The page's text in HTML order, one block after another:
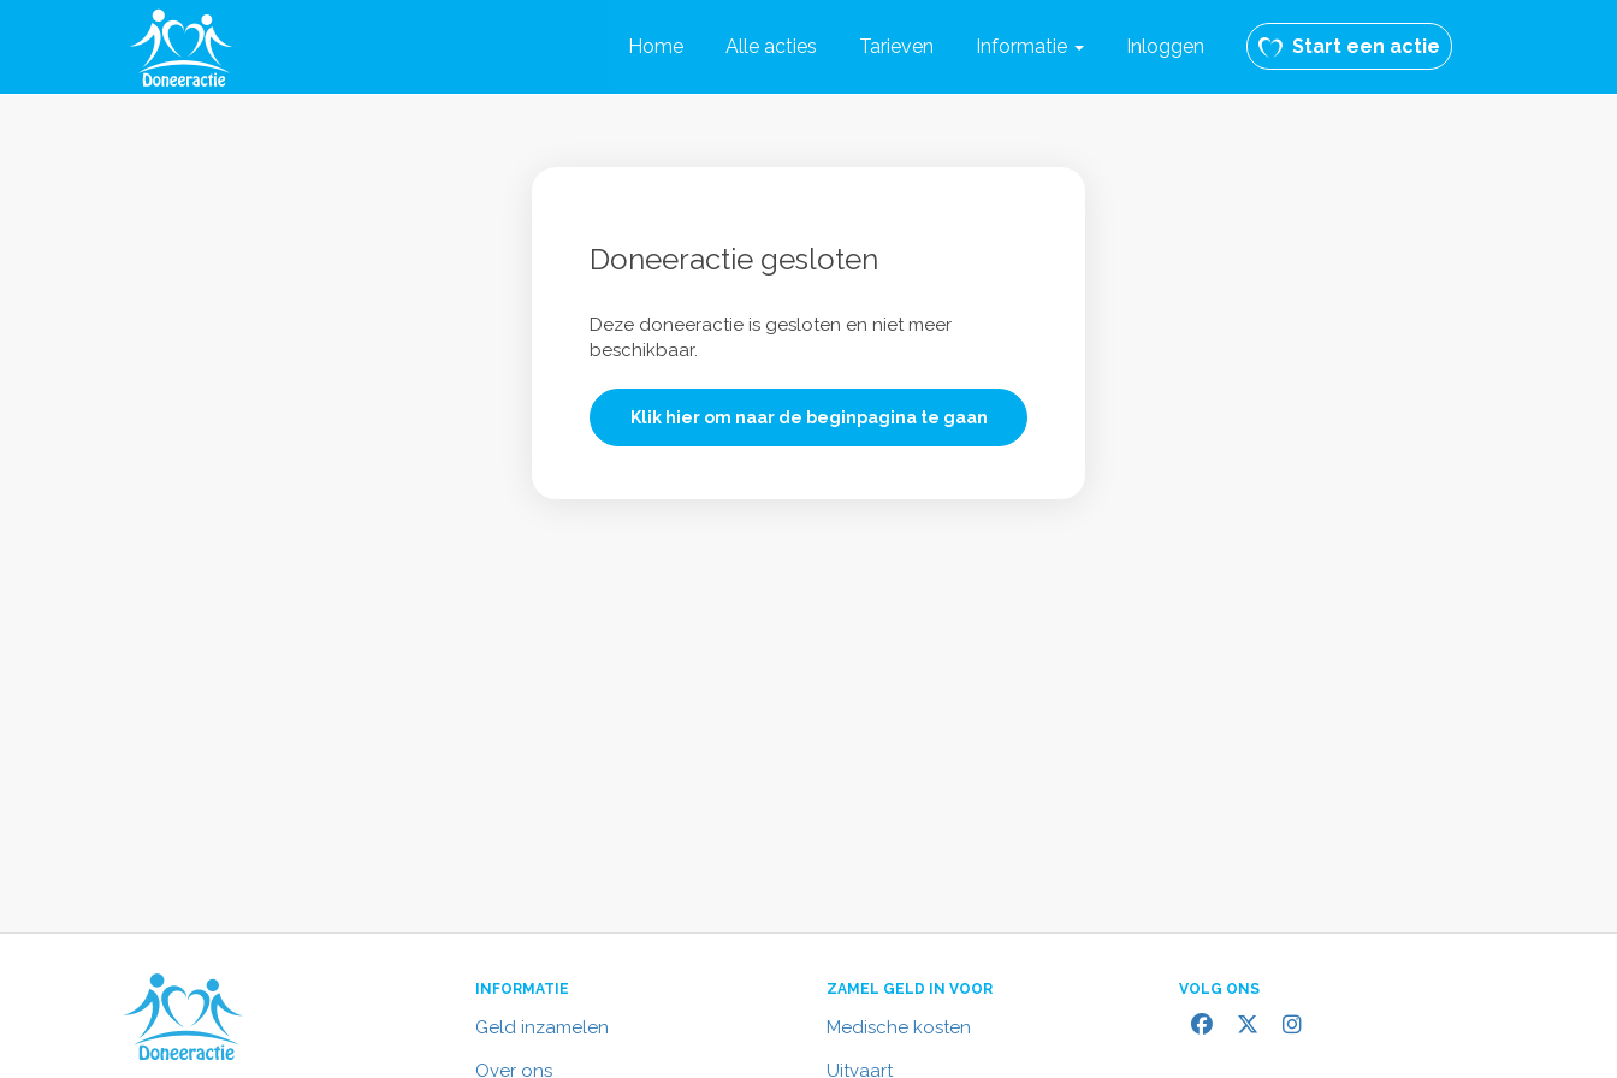
Home Alle acties Tarieven Informatie Inloggen Start een actie
Doneeractie gesloten
Deze doneeractie is gesloten en niet meer
beschikbaar.
Klik hier om naar de beginpagina te gaan
INFORMATIE
Geld inzamelen
Over ons
ZAMEL GELD IN VOOR
Medische kosten
Uitvaart
VOLG ONS